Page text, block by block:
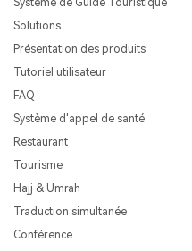
Système de Guide Touristique
Solutions
Présentation des produits
Tutoriel utilisateur
FAQ
Système d'appel de santé
Restaurant
Tourisme
Hajj & Umrah
Traduction simultanée
Conférence